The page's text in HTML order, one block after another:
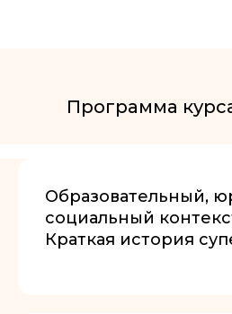
Программа
Образовательный,
социальный
Краткая история